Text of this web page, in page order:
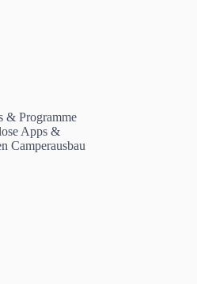
& Programme
Apps &
Camperausbau